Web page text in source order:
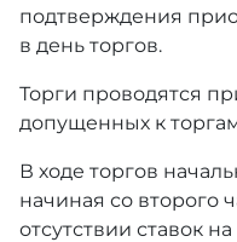
подтверждения
в день торгов.
Торги проводятся
допущенных к
В ходе торгов
начиная со второго
отсутствии ставок